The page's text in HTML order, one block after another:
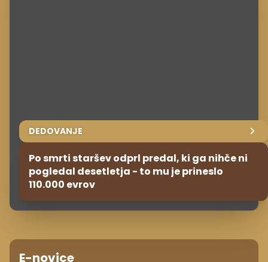
DEDOVANJE
Po smrti staršev odprl predal, ki ga nihče ni
pogledal desetletja - to mu je prineslo
110.000 evrov
E-novice